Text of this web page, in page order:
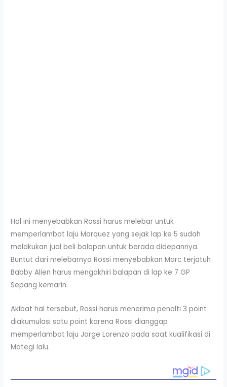
Hal ini menyebabkan Rossi harus melebar untuk
memperlambat laju Marquez yang sejak lap ke 5 sudah
melakukan jual beli balapan untuk berada didepannya.
Buntut dari melebarnya Rossi menyebabkan Marc terjatuh
Babby Alien harus mengakhiri balapan di lap ke 7 GP
Sepang kemarin.
Akibat hal tersebut, Rossi harus menerima penalti 3 point
diakumulasi satu point karena Rossi dianggap
memperlambat laju Jorge Lorenzo pada saat kualifikasi di
Motegi lalu.